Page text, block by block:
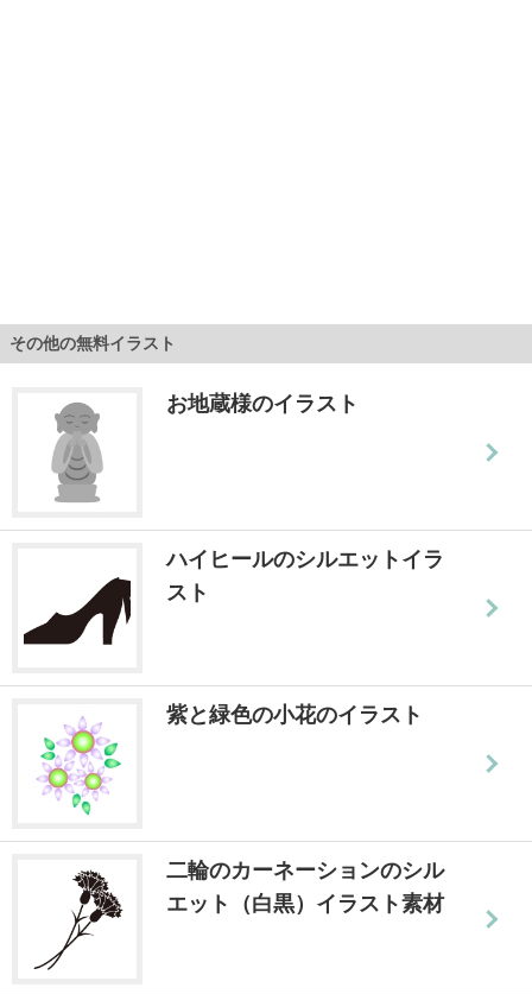
その他の無料イラスト
お地蔵様のイラスト
ハイヒールのシルエットイラ
スト
紫と緑色の小花のイラスト
二輪のカーネーションのシル
エット（白黒）イラスト素材